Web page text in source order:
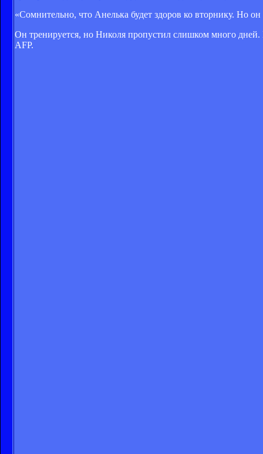
«Сомнительно, что Анелька будет здоров ко вторнику. Но
Он тренируется, но Николя пропустил слишком много
AFP.